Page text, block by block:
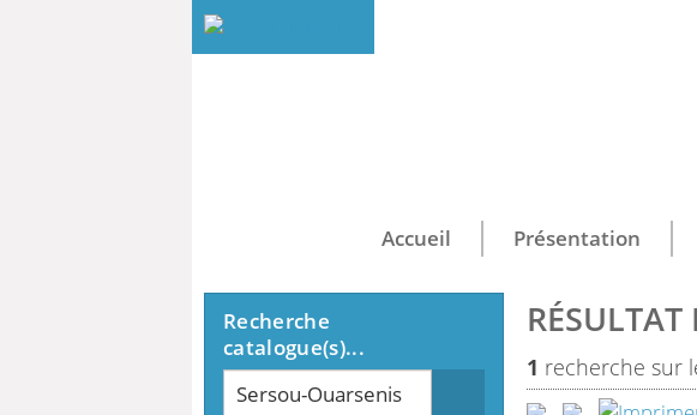
Accueil Présentation
RÉSULTAT
1 recherche sur
Recherche
catalogue(s)...
Recherche